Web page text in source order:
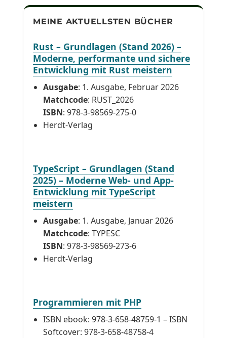
MEINE AKTUELLSTEN BÜCHER
Rust – Grundlagen (Stand 2026) –
Moderne, performante und sichere
Entwicklung mit Rust meistern
Ausgabe: 1. Ausgabe, Februar 2026
Matchcode: RUST_2026
ISBN: 978-3-98569-275-0
Herdt-Verlag
TypeScript – Grundlagen (Stand
2025) – Moderne Web- und App-
Entwicklung mit TypeScript
meistern
Ausgabe: 1. Ausgabe, Januar 2026
Matchcode: TYPESC
ISBN: 978-3-98569-273-6
Herdt-Verlag
Programmieren mit PHP
ISBN ebook: 978-3-658-48759-1 – ISBN
Softcover: 978-3-658-48758-4